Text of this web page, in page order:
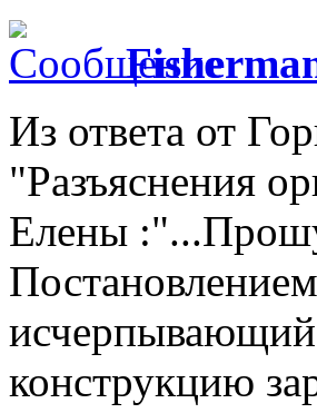
Из ответа от
"Разъяснения
Елены
исчерпывающий
конструкцию